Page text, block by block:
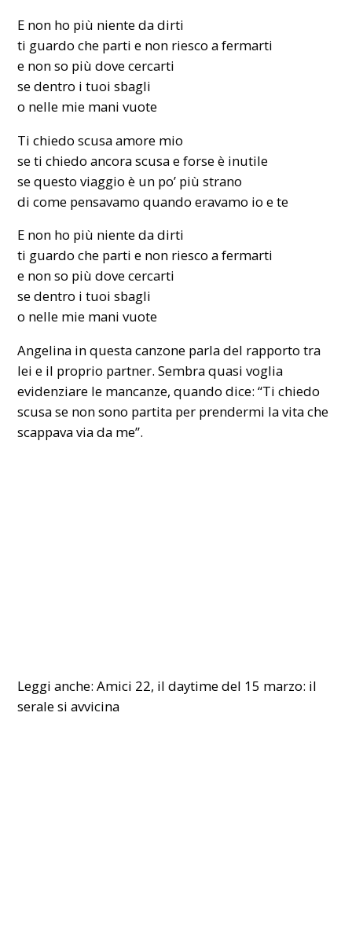
E non ho più niente da dirti
ti guardo che parti e non riesco a fermarti
e non so più dove cercarti
se dentro i tuoi sbagli
o nelle mie mani vuote
Ti chiedo scusa amore mio
se ti chiedo ancora scusa e forse è inutile
se questo viaggio è un po’ più strano
di come pensavamo quando eravamo io e te
E non ho più niente da dirti
ti guardo che parti e non riesco a fermarti
e non so più dove cercarti
se dentro i tuoi sbagli
o nelle mie mani vuote
Angelina in questa canzone parla del rapporto tra
lei e il proprio partner. Sembra quasi voglia
evidenziare le mancanze, quando dice: “Ti chiedo
scusa se non sono partita per prendermi la vita che
scappava via da me”.
Leggi anche:Amici 22, il daytime del 15 marzo: il
serale si avvicina